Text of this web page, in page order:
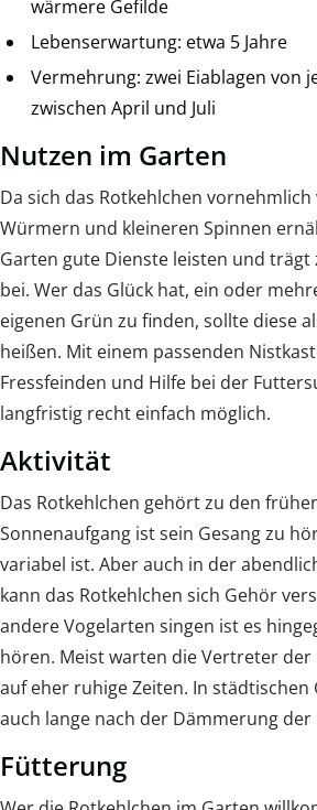
wärmere Gefilde
Lebenserwartung: etwa 5 Jahre
Vermehrung: zwei Eiablagen von
zwischen April und Juli
Nutzen im Garten
Da sich das Rotkehlchen
Würmern und kleineren Spinnen
Garten gute Dienste leisten und trägt
bei. Wer das Glück hat, ein oder
eigenen Grün zu finden, sollte diese
heißen. Mit einem passenden
Fressfeinden und Hilfe bei der
langfristig recht einfach möglich.
Aktivität
Das Rotkehlchen gehört zu den
Sonnenaufgang ist sein Gesang zu
variabel ist. Aber auch in der
kann das Rotkehlchen sich Gehör
andere Vogelarten singen ist es
hören. Meist warten die Vertreter der
auf eher ruhige Zeiten. In städtischen
auch lange nach der Dämmerung der
Fütterung